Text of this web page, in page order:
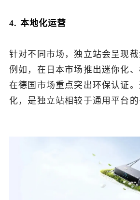
4. 本地化运营
针对不同市场，独立站会呈现截
例如，在日本市场推出迷你化、
在德国市场重点突出环保认证
化，是独立站相较于通用平台的